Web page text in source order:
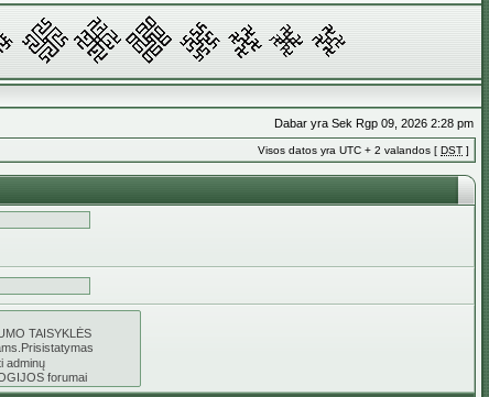
Dabar yra Sek Rgp 09, 2026 2:28 pm
Visos datos yra UTC + 2 valandos [ DST ]